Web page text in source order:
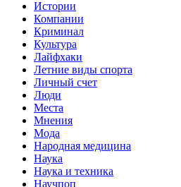
Истории
Компании
Криминал
Культура
Лайфхаки
Летние виды спорта
Личный счет
Люди
Места
Мнения
Мода
Народная медицина
Наука
Наука и техника
Научпоп